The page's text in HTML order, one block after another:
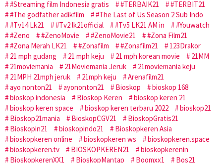
#Streaming film Indonesia gratis
#TERBAIK21
#TERBIT21
#The godfather adikfilm
#The Last of Us Season 2 Sub Indo
#Tv14 Lk21
#Tv2 lk21official #Tv5 LK21 AM in
#Youwatch
#Zeno
#ZenoMovie #ZenoMovie21
#Zona Film21
#Zona Merah LK21
#Zonafilm #Zonafilm21
123Drakor
21 mph gudang
21 mph keju 21 mph korean movie
21MM
21moviemania
21Moviemania Jeruk
21moviemania keju
21MPH 21mph jeruk
21mph keju
Arenafilm21
ayo nonton21
ayononton21 Bioskop
bioskop 168
bioskop indonesia
Bioskop Keren
bioskop keren 21
bioskop keren space
bioskop keren terbaru 2022
bioskop21
Bioskop21mania
BioskopCGV21
BioskopGratis21
Bioskopin21
bioskopindo21
Bioskopkeren Asia
bioskopkeren online
bioskopkeren ws
bioskopkeren.space
bioskopkeren.tv
BIOSKOPKEREN21
bioskopkerenin
BioskopkerenXX1
BioskopMantap Boomxx1
Bos21